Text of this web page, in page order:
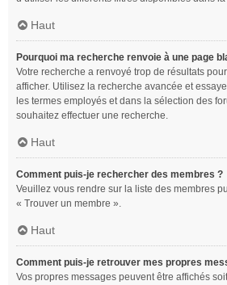
Haut
Pourquoi ma recherche renvoie à une page
Votre recherche a renvoyé trop de résultats
afficher. Utilisez la recherche avancée et
les termes employés et dans la sélection des
souhaitez effectuer une recherche.
Haut
Comment puis-je rechercher des membres ?
Veuillez vous rendre sur la liste des membres
« Trouver un membre ».
Haut
Comment puis-je retrouver mes propres
Vos propres messages peuvent être affichés